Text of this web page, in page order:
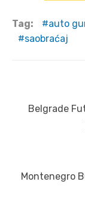
Tag: auto
saobraćaj
navigation
Previous
Belgrade
Next
Montenegro